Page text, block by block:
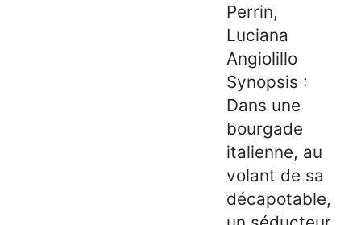
Perrin,
Luciana
Angiolillo
Synopsis :
Dans une
bourgade
italienne, au
volant de sa
décapotable,